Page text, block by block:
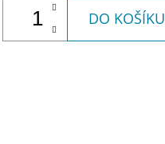
DO KOŠÍKU